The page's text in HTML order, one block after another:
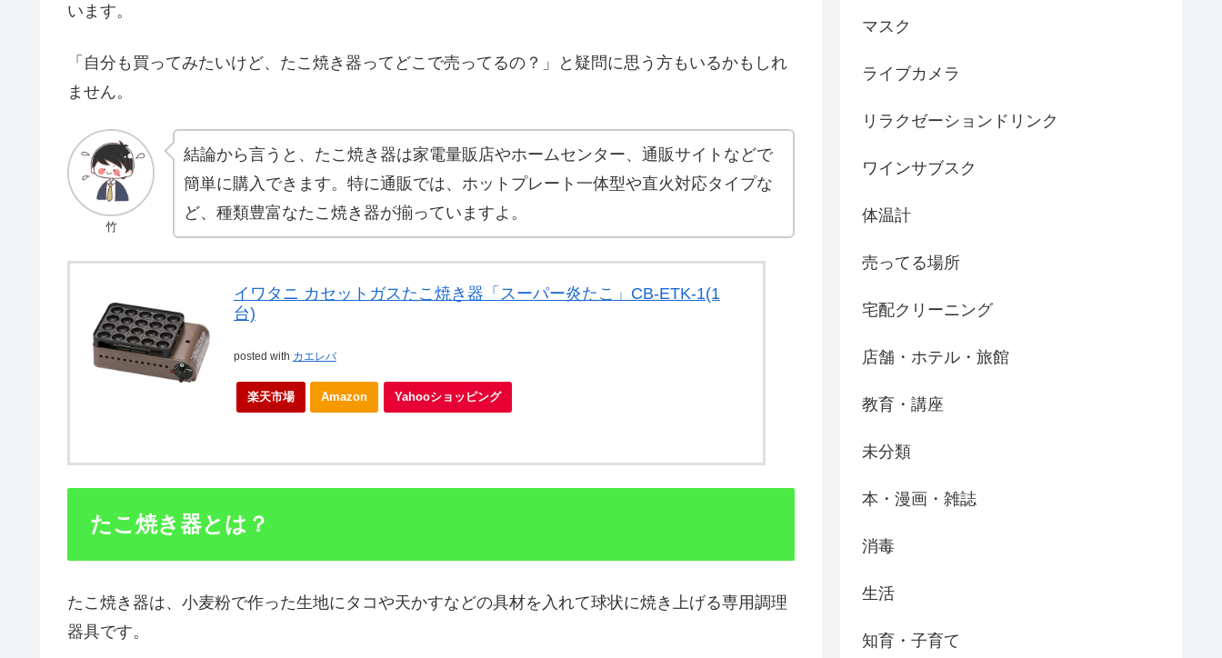
います。
「自分も買ってみたいけど、たこ焼き器ってどこで売ってるの？」と疑問に思う方もいるかもしれ
ません。
竹
結論から言うと、たこ焼き器は家電量販店やホームセンター、通販サイトなどで
簡単に購入できます。特に通販では、ホットプレート一体型や直火対応タイプな
ど、種類豊富なたこ焼き器が揃っていますよ。
イワタニ カセットガスたこ焼き器「スーパー炎たこ」CB-ETK-1(1
台)
posted with カエレバ
楽天市場 Amazon Yahooショッピング
たこ焼き器とは？
たこ焼き器は、小麦粉で作った生地にタコや天かすなどの具材を入れて球状に焼き上げる専用調理
器具です。
マスク
ライブカメラ
リラクゼーションドリンク
ワインサブスク
体温計
売ってる場所
宅配クリーニング
店舗・ホテル・旅館
教育・講座
未分類
本・漫画・雑誌
消毒
生活
知育・子育て